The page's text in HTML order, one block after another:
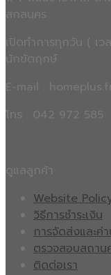
เปิดทำการทุกวัน ( เ
E-mail :
โทร : 042 972 585
Website
วิธีการชำระเงิน
การจัดส่งและค่
ตรวจสอบสถาน
ติดต่อเรา